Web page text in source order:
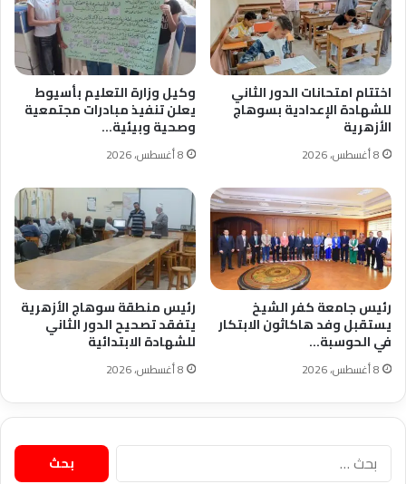
اختتام امتحانات الدور الثاني
للشهادة الإعدادية بسوهاج
الأزهرية
8 أغسطس، 2026
وكيل وزارة التعليم بأسيوط
يعلن تنفيذ مبادرات مجتمعية
وصحية وبيئية…
8 أغسطس، 2026
رئيس جامعة كفر الشيخ
يستقبل وفد هاكاثون الابتكار
في الحوسبة…
8 أغسطس، 2026
رئيس منطقة سوهاج الأزهرية
يتفقد تصحيح الدور الثاني
للشهادة الابتدائية
8 أغسطس، 2026
البحث
عن: